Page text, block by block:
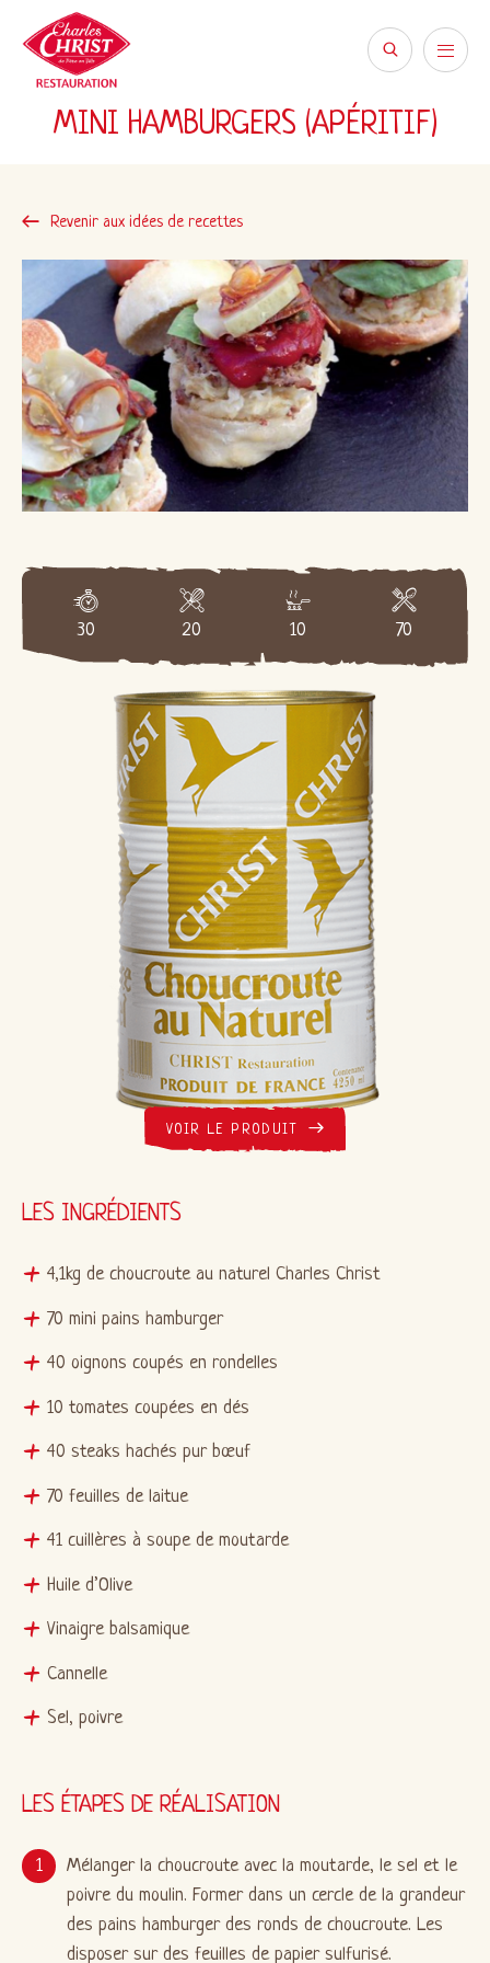
MINI HAMBURGERS (APÉRITIF)
Revenir aux idées de recettes
30 20 10 70
VOIR LE PRODUIT
LES INGRÉDIENTS
4,1kg de choucroute au naturel Charles Christ
70 mini pains hamburger
40 oignons coupés en rondelles
10 tomates coupées en dés
40 steaks hachés pur bœuf
70 feuilles de laitue
41 cuillères à soupe de moutarde
Huile d’Olive
Vinaigre balsamique
Cannelle
Sel, poivre
LES ÉTAPES DE RÉALISATION
Mélanger la choucroute avec la moutarde, le sel et le
poivre du moulin. Former dans un cercle de la grandeur
des pains hamburger des ronds de choucroute. Les
disposer sur des feuilles de papier sulfurisé.